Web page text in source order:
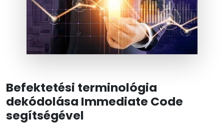
Befektetési terminológia
dekódolása Immediate Code
segítségével